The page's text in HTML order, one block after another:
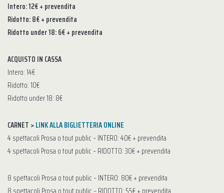
Intero: 12€ + prevendita
Ridotto: 8€ + prevendita
Ridotto under 18: 6€ + prevendita
ACQUISTO IN CASSA
Intero: 14€
Ridotto: 10€
Ridotto under 18: 8€
CARNET >LINK ALLA BIGLIETTERIA ONLINE
4 spettacoli Prosa o tout public – INTERO: 40€ + prevendita
4 spettacoli Prosa o tout public – RIDOTTO: 30€ + prevendita
8 spettacoli Prosa o tout public – INTERO: 80€ + prevendita